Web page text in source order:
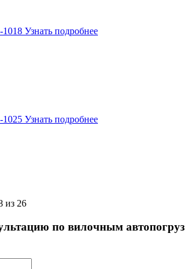
1018 Узнать подробнее
1025 Узнать подробнее
из 26
по вилочным